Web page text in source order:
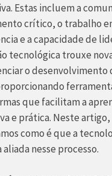
Estas incluem a
crítico, o trabalho
e a capacidade de
tecnológica trouxe
o desenvolvimento
que facilitam a
e prática. Neste artigo,
como é que a
aliada nesse processo.